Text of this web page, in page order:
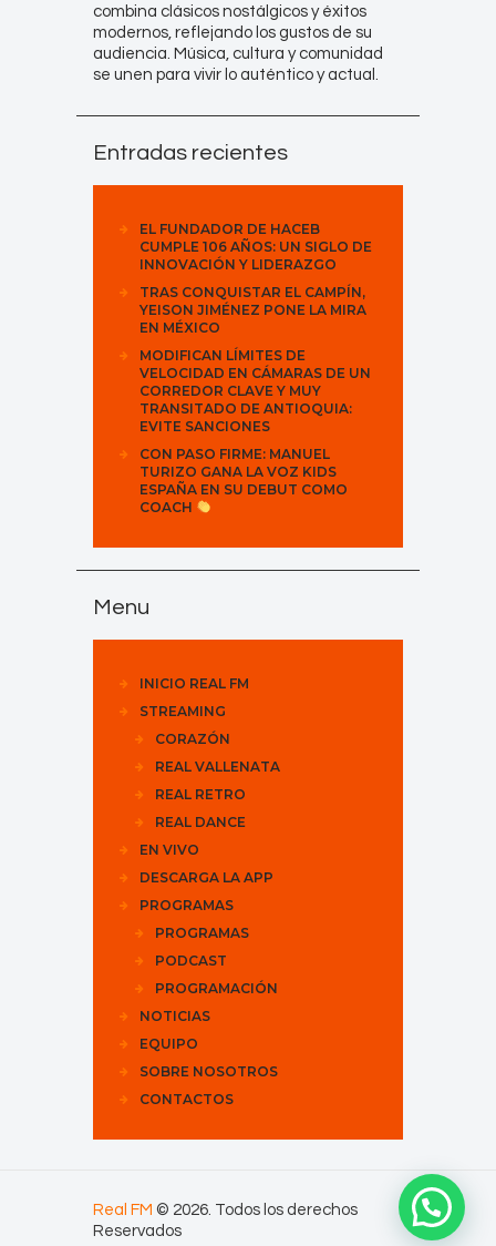
combina clásicos nostálgicos y éxitos
modernos, reflejando los gustos de su
audiencia. Música, cultura y comunidad
se unen para vivir lo auténtico y actual.
Entradas recientes
EL FUNDADOR DE HACEB
CUMPLE 106 AÑOS: UN SIGLO DE
INNOVACIÓN Y LIDERAZGO
TRAS CONQUISTAR EL CAMPÍN,
YEISON JIMÉNEZ PONE LA MIRA
EN MÉXICO
MODIFICAN LÍMITES DE
VELOCIDAD EN CÁMARAS DE UN
CORREDOR CLAVE Y MUY
TRANSITADO DE ANTIOQUIA:
EVITE SANCIONES
CON PASO FIRME: MANUEL
TURIZO GANA LA VOZ KIDS
ESPAÑA EN SU DEBUT COMO
COACH
Menu
INICIO REAL FM
STREAMING
CORAZÓN
REAL VALLENATA
REAL RETRO
REAL DANCE
EN VIVO
DESCARGA LA APP
PROGRAMAS
PROGRAMAS
PODCAST
PROGRAMACIÓN
NOTICIAS
EQUIPO
SOBRE NOSOTROS
CONTACTOS
Real FM © 2026. Todos los derechos
Reservados